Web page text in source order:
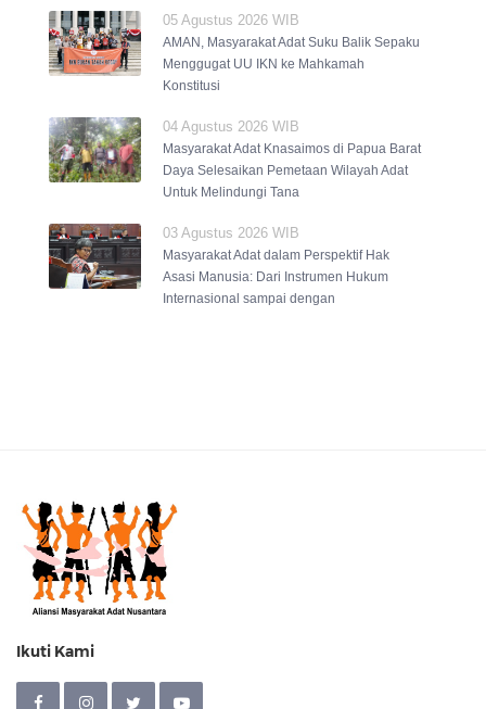
05 Agustus 2026 WIB
AMAN, Masyarakat Adat Suku Balik Sepaku
Menggugat UU IKN ke Mahkamah
Konstitusi
04 Agustus 2026 WIB
Masyarakat Adat Knasaimos di Papua Barat
Daya Selesaikan Pemetaan Wilayah Adat
Untuk Melindungi Tana
03 Agustus 2026 WIB
Masyarakat Adat dalam Perspektif Hak
Asasi Manusia: Dari Instrumen Hukum
Internasional sampai dengan
Ikuti Kami